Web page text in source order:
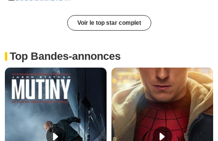
Voir le top star complet
Top Bandes-annonces